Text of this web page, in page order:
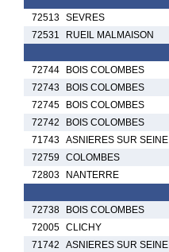
72513 SEVRES
72531
RUEIL MALMAISON
72744 BOIS COLOMBES
72743
BOIS COLOMBES
72745
BOIS COLOMBES
72742
BOIS COLOMBES
71743 ASNIERES SUR SEINE
72759
COLOMBES
72803
NANTERRE
72738 BOIS COLOMBES
72005 CLICHY
71742
ASNIERES SUR SEINE